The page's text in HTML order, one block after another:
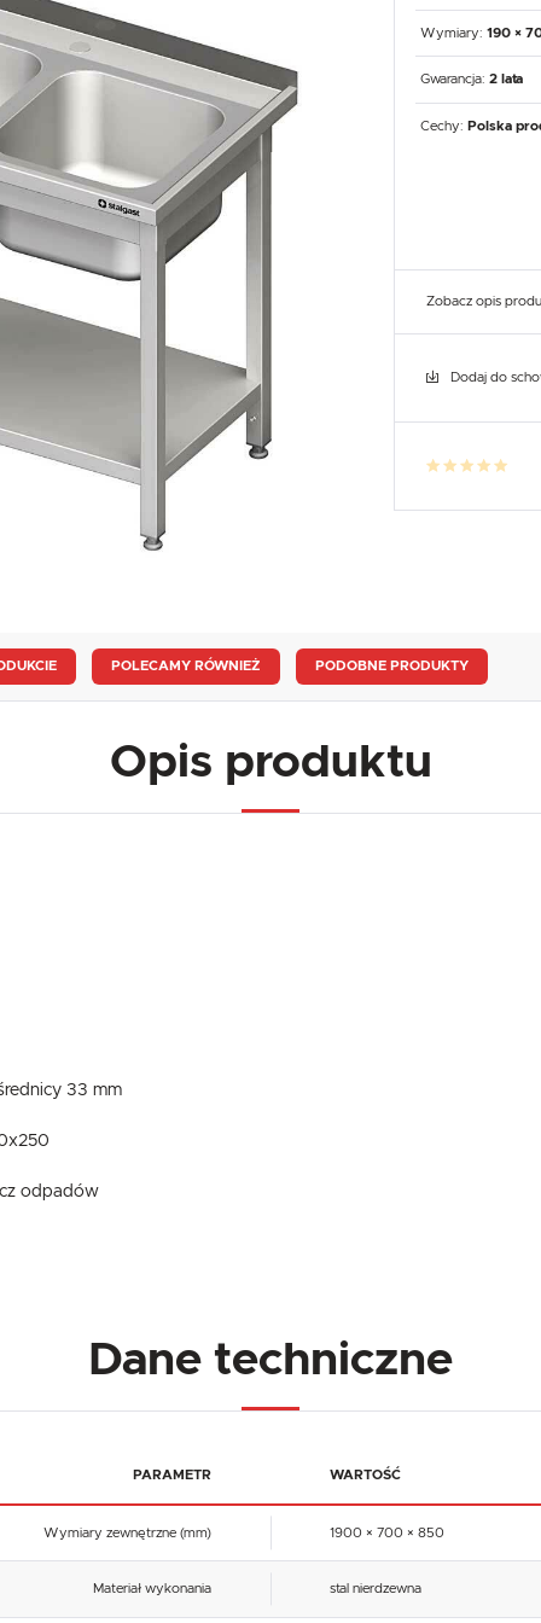
Wymiary: 190 ×
Gwarancja: 2 lata
Cechy: Polska
Zobacz opis
Dodaj do
POLECAMY RÓWNIEŻ PODOBNE PRODUKTY
Opis produktu
33 mm
odpadów
Dane techniczne
PARAMETR WARTOŚĆ
Wymiary zewnętrzne (mm) 1900 × 700 × 850
Materiał wykonania stal nierdzewna